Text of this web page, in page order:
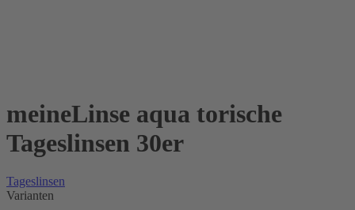
meineLinse aqua torische
Tageslinsen 30er
Tageslinsen
Varianten